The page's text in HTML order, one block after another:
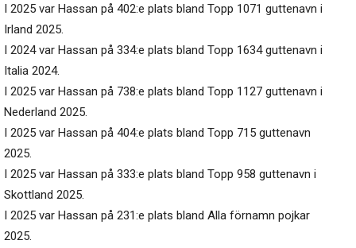
I 2025 var Hassan på 402:e plats bland Topp 1071 guttenavn i
Irland 2025.
I 2024 var Hassan på 334:e plats bland Topp 1634 guttenavn i
Italia 2024.
I 2025 var Hassan på 738:e plats bland Topp 1127 guttenavn i
Nederland 2025.
I 2025 var Hassan på 404:e plats bland Topp 715 guttenavn
2025.
I 2025 var Hassan på 333:e plats bland Topp 958 guttenavn i
Skottland 2025.
I 2025 var Hassan på 231:e plats bland Alla förnamn pojkar
2025.